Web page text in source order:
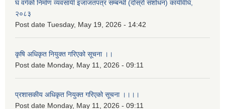
घ वर्गको निर्माण व्यवसायी इजाजतपत्र सम्बन्धी (दोस्रो संशोधन) कार्यविधि,
२०८३
Post date Tuesday, May 19, 2026 - 14:42
कृषि अधिकृत नियुक्त गरिएको सूचना ।।
Post date Monday, May 11, 2026 - 09:11
प्रशासकीय अधिकृत नियुक्त गरिएको सूचना ।।।।
Post date Monday, May 11, 2026 - 09:11